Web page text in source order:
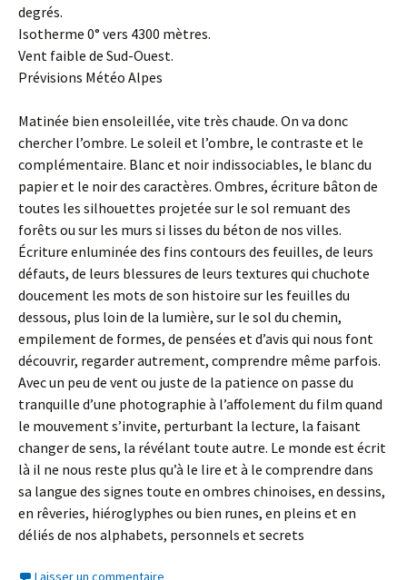
degrés.
Isotherme 0° vers 4300 mètres.
Vent faible de Sud-Ouest.
Prévisions Météo Alpes
Matinée bien ensoleillée, vite très chaude. On va donc
chercher l’ombre. Le soleil et l’ombre, le contraste et le
complémentaire. Blanc et noir indissociables, le blanc du
papier et le noir des caractères. Ombres, écriture bâton de
toutes les silhouettes projetée sur le sol remuant des
forêts ou sur les murs si lisses du béton de nos villes.
Écriture enluminée des fins contours des feuilles, de leurs
défauts, de leurs blessures de leurs textures qui chuchote
doucement les mots de son histoire sur les feuilles du
dessous, plus loin de la lumière, sur le sol du chemin,
empilement de formes, de pensées et d’avis qui nous font
découvrir, regarder autrement, comprendre même parfois.
Avec un peu de vent ou juste de la patience on passe du
tranquille d’une photographie à l’affolement du film quand
le mouvement s’invite, perturbant la lecture, la faisant
changer de sens, la révélant toute autre. Le monde est écrit
là il ne nous reste plus qu’à le lire et à le comprendre dans
sa langue des signes toute en ombres chinoises, en dessins,
en rêveries, hiéroglyphes ou bien runes, en pleins et en
déliés de nos alphabets, personnels et secrets
Laisser un commentaire